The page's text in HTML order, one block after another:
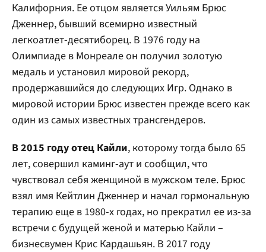
Калифорния. Ее отцом является Уильям Брюс
Дженнер, бывший всемирно известный
легкоатлет-десятиборец. В 1976 году на
Олимпиаде в Монреале он получил золотую
медаль и установил мировой рекорд,
продержавшийся до следующих Игр. Однако в
мировой истории Брюс известен прежде всего как
один из самых известных трансгендеров.
В 2015 году отец Кайли, которому тогда было 65
лет, совершил каминг-аут и сообщил, что
чувствовал себя женщиной в мужском теле. Брюс
взял имя Кейтлин Дженнер и начал гормональную
терапию еще в 1980-х годах, но прекратил ее из-за
встречи с будущей женой и матерью Кайли –
бизнесвумен Крис Кардашьян. В 2017 году